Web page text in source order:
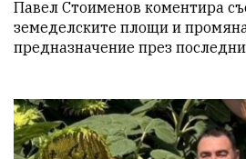
Павел Стоименов коментира
земеделските площи и
предназначение през